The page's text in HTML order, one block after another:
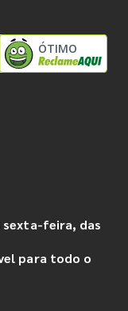
ÓTIMO
sexta-feira, das
para todo o